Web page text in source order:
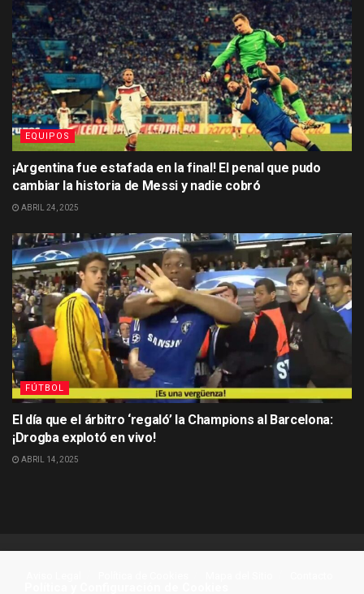
EQUIPOS
¡Argentina fue estafada en la final! El penal que pudo
cambiar la historia de Messi y nadie cobró
ABRIL 24, 2025
FÚTBOL
El día que el árbitro ‘regaló’ la Champions al Barcelona:
¡Drogba explotó en vivo!
ABRIL 14, 2025